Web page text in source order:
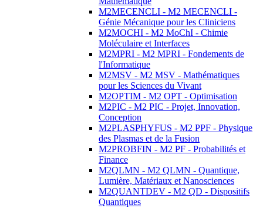
M2MECENCLI - M2 MECENCLI -
Génie Mécanique pour les Cliniciens
M2MOCHI - M2 MoChI - Chimie
Moléculaire et Interfaces
M2MPRI - M2 MPRI - Fondements de
l'Informatique
M2MSV - M2 MSV - Mathématiques
pour les Sciences du Vivant
M2OPTIM - M2 OPT - Optimisation
M2PIC - M2 PIC - Projet, Innovation,
Conception
M2PLASPHYFUS - M2 PPF - Physique
des Plasmas et de la Fusion
M2PROBFIN - M2 PF - Probabilités et
Finance
M2QLMN - M2 QLMN - Quantique,
Lumière, Matériaux et Nanosciences
M2QUANTDEV - M2 QD - Dispositifs
Quantiques